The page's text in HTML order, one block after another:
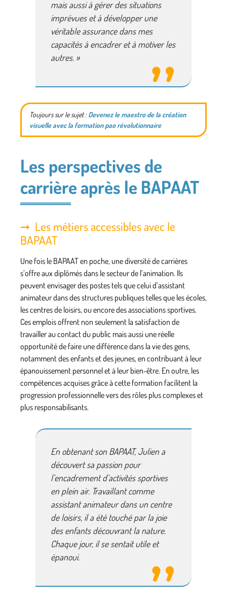
mais aussi à gérer des situations
imprévues et à développer une
véritable assurance dans mes
capacités à encadrer et à motiver les
autres. »
Toujours sur le sujet :Devenez le maestro de la création
visuelle avec la formation pao révolutionnaire
Les perspectives de
carrière après le BAPAAT
Les métiers accessibles avec le
BAPAAT
Une fois le BAPAAT en poche, une diversité de carrières
s’offre aux diplômés dans le secteur de l’animation. Ils
peuvent envisager des postes tels que celui d’assistant
animateur dans des structures publiques telles que les écoles,
les centres de loisirs, ou encore des associations sportives.
Ces emplois offrent non seulement la satisfaction de
travailler au contact du public mais aussi une réelle
opportunité de faire une différence dans la vie des gens,
notamment des enfants et des jeunes, en contribuant à leur
épanouissement personnel et à leur bien-être. En outre, les
compétences acquises grâce à cette formation facilitent la
progression professionnelle vers des rôles plus complexes et
plus responsabilisants.
En obtenant son BAPAAT, Julien a
découvert sa passion pour
l’encadrement d’activités sportives
en plein air. Travaillant comme
assistant animateur dans un centre
de loisirs, il a été touché par la joie
des enfants découvrant la nature.
Chaque jour, il se sentait utile et
épanoui.